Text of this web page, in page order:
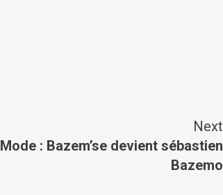
Next
Mode : Bazem’se devient sébastien
Bazemo